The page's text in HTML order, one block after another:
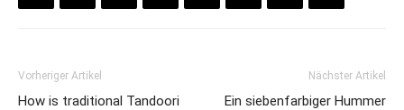
Vorheriger Artikel
How is traditional Tandoori
Nächster Artikel
Ein siebenfarbiger Hummer